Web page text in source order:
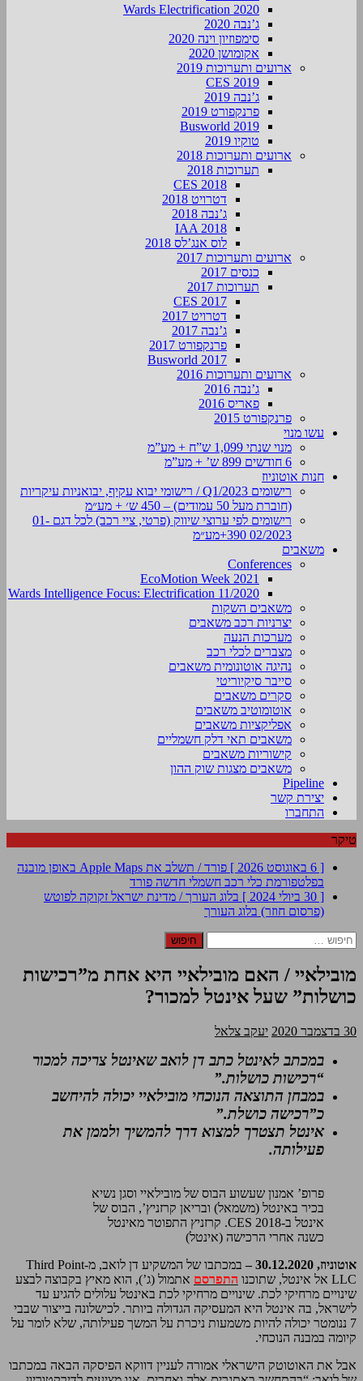
Wards Electrification 2020
ג’נבה 2020
סימפוזיון וינה 2020
אקומושן 2020
ארועים ותערוכות 2019
CES 2019
ג’נבה 2019
פרנקפורט 2019
Busworld 2019
טוקיו 2019
ארועים ותערוכות 2018
תערוכות 2018
CES 2018
דטרויט 2018
ג’נבה 2018
IAA 2018
לוס אנג’לס 2018
ארועים ותערוכות 2017
כנסים 2017
תערוכות 2017
CES 2017
דטרויט 2017
ג’נבה 2017
פרנקפורט 2017
Busworld 2017
ארועים ותערוכות 2016
ג’נבה 2016
פאריס 2016
פרנקפורט 2015
עשו מנוי
מנוי שנתי 1,099 ש”ח + מע”מ
6 חודשים 899 ש’ + מע”מ
חנות אוטוניוז
רישומים Q1/2023 / רישומי יבוא עקיף, יבואניות עיקריות
(חוברת מעל 50 עמודים) – 450 ש׳ + מע״מ
רישומים לפי ערוצי שיווק (פרטי, ציי רכב) לכל דגם 01-
02/2023 390+מע״מ
משאבים
Conferences
EcoMotion Week 2021
Wards Intelligence Focus: Electrification 11/2020
משאבים השקות
יצרניות רכב משאבים
מערכות הנעה
מצברים לכלי רכב
נהיגה אוטונומית משאבים
סייבר סיקיוריטי
סקרים משאבים
אוטומוטיב משאבים
אפליקציות משאבים
משאבים תאי דלק חשמליים
קישוריות משאבים
משאבים מצגות שוק ההון
Pipeline
יצירת קשר
התחברו
טיקר
[ 6 באוגוסט 2026 ]
פורד / תשלב את Apple Maps באופן מובנה
בפלטפורמת כלי רכב חשמלי חדשה פורד
[ 30 ביולי 2024 ]
בלוג העורך / מדינת ישראל זקוקה לפוטש
(פרסום חוזר) בלוג העורך
חיפוש:
מובילאיי / האם מובילאיי היא אחת מ”רכישות
כושלות” שעל אינטל למכור?
30 בדצמבר 2020 יעקב צלאל
במכתב לאינטל כתב דן לואב שאינטל צריכה למכור
“רכישות כושלות.”
במבחן התוצאה הנוכחי מובילאיי יכולה להיחשב
כ”רכישה כושלת.”
אינטל תצטרך למצוא דרך להמשיך ולממן את
פעילותה.
פרופ’ אמנון שעשוע הבוס של מובילאיי וסגן נשיא
בכיר באינטל (משמאל) ובריאן קרזניץ’, הבוס של
אינטל ב-CES 2018. קרזניץ התפוטר מאינטל
כשנה אחרי הרכישה (אינטל)
אוטוניוז, 30.12.2020 –
במכתבו של המשקיע דן לואב, מ-Third Point
LLC אל אינטל, שתוכנו
התפרסם אתמול (ג’), הוא מאיץ בקבוצה לבצע
שינויים מרחיקי לכת. שינויים מרחיקי לכת באינטל עלולים להגיע עד
לישראל, בה אינטל היא המעסיקה הגדולה ביותר. לכישלונה בייצור שבבי
7 ננומטר יכולה להיות משמעות ניכרת על המשך פעילותה, שלא לומר על
קיומה במבנה הנוכחי.
אבל את האוטוטק הישראלי אמורה לעניין דווקא הפיסקה הבאה במכתבו